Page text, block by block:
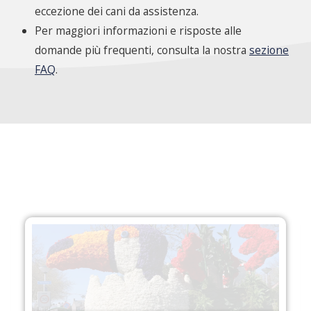
eccezione dei cani da assistenza.
Per maggiori informazioni e risposte alle
domande più frequenti, consulta la nostra sezione
FAQ.